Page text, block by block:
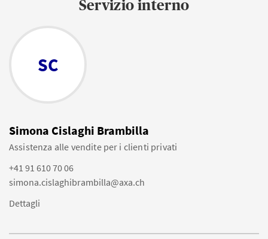
Servizio interno
SC
Simona Cislaghi Brambilla
Assistenza alle vendite per i clienti privati
+41 91 610 70 06
simona.cislaghibrambilla@axa.ch
Dettagli